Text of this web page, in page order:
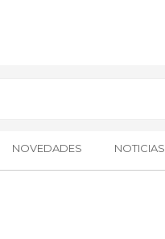
NOVEDADES NOTICIAS